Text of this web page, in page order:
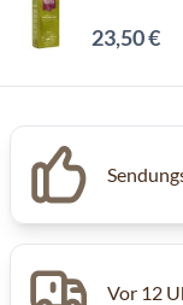
23,50 €
Vor 12